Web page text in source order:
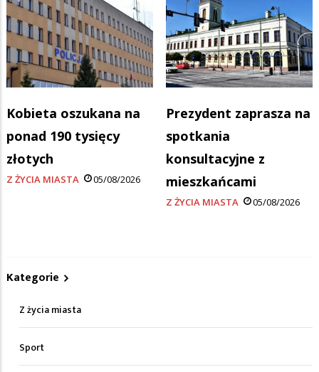
Kobieta oszukana na
ponad 190 tysięcy
złotych
Z ŻYCIA MIASTA 05/08/2026
Prezydent zaprasza na
spotkania
konsultacyjne z
mieszkańcami
Z ŻYCIA MIASTA 05/08/2026
Kategorie
Z życia miasta
Sport